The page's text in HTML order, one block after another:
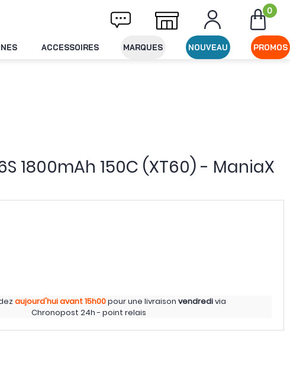
Livraison offerte dès 49€ d'achat 0
ACCESSOIRES MARQUES NOUVEAU PROMOS
1800mAh 150C (XT60) - ManiaX
aujourd'huiavant 15h00pour une livraison vendredivia
Chronopost 24h - point relais